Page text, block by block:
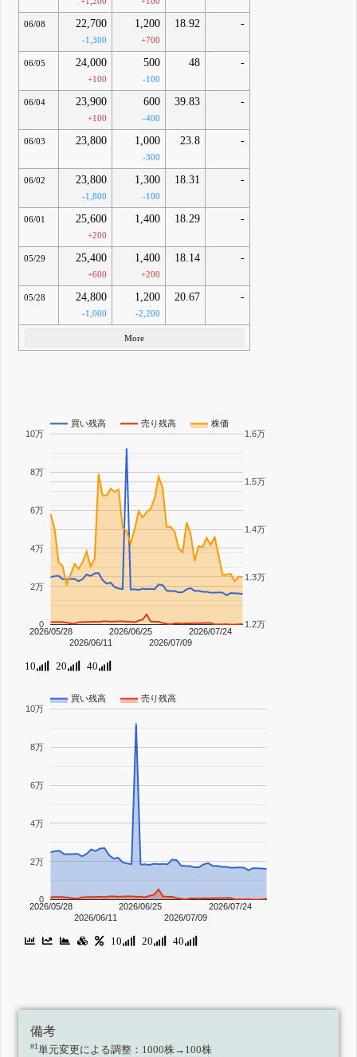
06/08 22,700
-1,300
1,200
+700
18.92 -
06/05 24,000
+100
500
-100
48 -
06/04 23,900
+100
600
-400
39.83 -
06/03 23,800 1,000
-300
23.8 -
06/02 23,800
-1,800
1,300
-100
18.31 -
06/01 25,600
+200
1,400 18.29 -
05/29 25,400
+600
1,400
+200
18.14 -
05/28 24,800
-1,000
1,200
-2,200
20.67 -
More
買い残高 売り残高 株価
2026/05/28
2026/06/11
2026/06/25
2026/07/09
2026/07/24
0
2万
4万
6万
8万
10万
1.2万
1.3万
1.4万
1.5万
1.6万
10 20 40
買い残高 売り残高
2026/05/28
2026/06/11
2026/06/25
2026/07/09
2026/07/24
0
2万
4万
6万
8万
10万
10 20 40
備考
#1単元変更による調整：1000株→100株